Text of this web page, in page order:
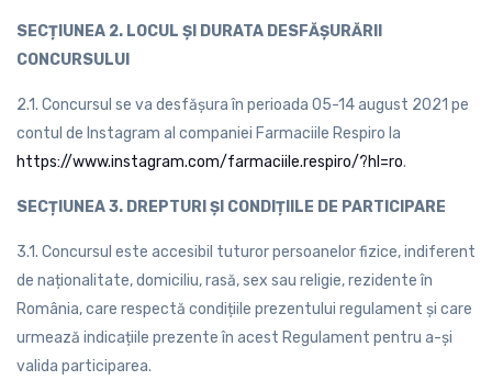
SECȚIUNEA 2. LOCUL ȘI DURATA DESFĂȘURĂRII
CONCURSULUI
2.1. Concursul se va desfășura în perioada 05-14 august 2021 pe
contul de Instagram al companiei Farmaciile Respiro la
https://www.instagram.com/farmaciile.respiro/?hl=ro.
SECȚIUNEA 3. DREPTURI ȘI CONDIȚIILE DE PARTICIPARE
3.1. Concursul este accesibil tuturor persoanelor fizice, indiferent
de naționalitate, domiciliu, rasă, sex sau religie, rezidente în
România, care respectă condițiile prezentului regulament și care
urmează indicațiile prezente în acest Regulament pentru a-și
valida participarea.